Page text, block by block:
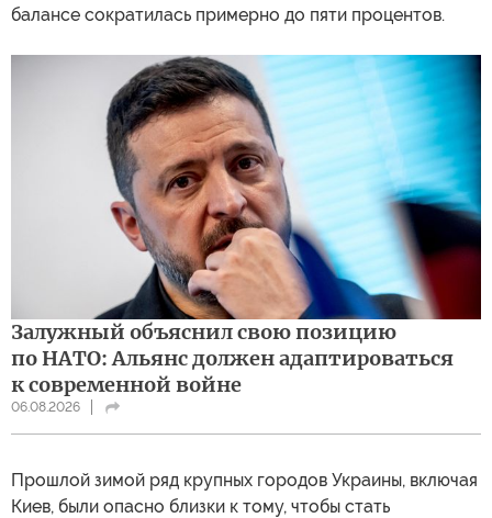
балансе сократилась примерно до пяти процентов.
Залужный объяснил свою позицию
по НАТО: Альянс должен адаптироваться
к современной войне
06.08.2026
Прошлой зимой ряд крупных городов Украины, включая
Киев, были опасно близки к тому, чтобы стать